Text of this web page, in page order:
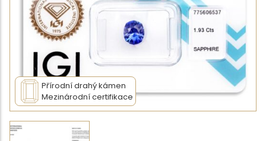
Přírodní drahý kámen
Mezinárodní certifikace